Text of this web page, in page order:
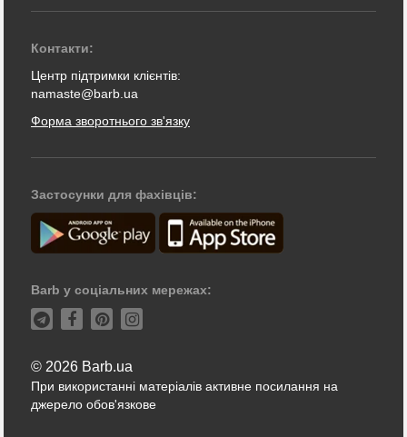
Контакти:
Центр підтримки клієнтів:
namaste@barb.ua
Форма зворотнього зв'язку
Застосунки для фахівців:
Barb у соціальних мережах:
© 2026 Barb.ua
При використанні матеріалів активне посилання на
джерело обов'язкове